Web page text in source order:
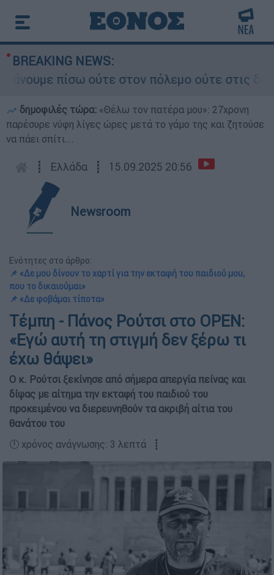
BREAKING NEWS:
πίσω ούτε στον πόλεμο ούτε στις
δημοφιλές τώρα: «Θέλω τον πατέρα μου»: 27χρονη
παρέσυρε νύφη λίγες ώρες μετά το γάμο της και ζητούσε
να πάει σπίτι...
┋ Ελλάδα ┋ 15.09.2025 20:56
Newsroom
Ενότητες στο άρθρο:
📌 «Δε μου δίνουν το χαρτί για την εκταφή του παιδιού μου,
που το δικαιούμαι»
📌 «Δε φοβάμαι τίποτα»
Τέμπη - Πάνος Ρούτσι στο OPEN:
«Εγώ αυτή τη στιγμή δεν ξέρω τι
έχω θάψει»
Ο κ. Ρούτσι ξεκίνησε από σήμερα απεργία πείνας και
δίψας με αίτημα την εκταφή του παιδιού του
προκειμένου να διερευνηθούν τα ακριβή αίτια του
θανάτου του
🕛 χρόνος ανάγνωσης: 3 λεπτά ┋